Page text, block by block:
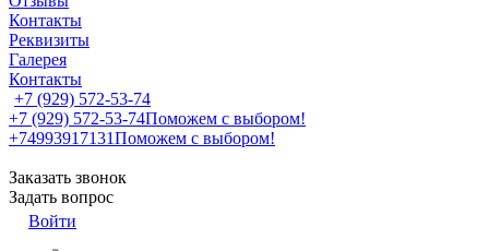
Контакты
Реквизиты
Галерея
Контакты
+7 (929) 572-53-74
+7 (929) 572-53-74Поможем с выбором!
+74993917131Поможем с выбором!
Заказать звонок
Задать вопрос
Войти